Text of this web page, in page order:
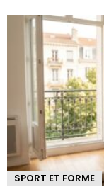
SPORT ET FORME